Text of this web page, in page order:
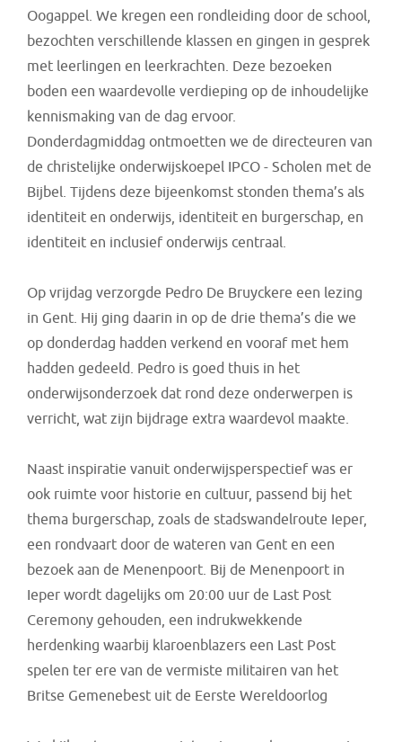
Oogappel. We kregen een rondleiding door de school,
bezochten verschillende klassen en gingen in gesprek
met leerlingen en leerkrachten. Deze bezoeken
boden een waardevolle verdieping op de inhoudelijke
kennismaking van de dag ervoor.
Donderdagmiddag ontmoetten we de directeuren van
de christelijke onderwijskoepel IPCO - Scholen met de
Bijbel. Tijdens deze bijeenkomst stonden thema’s als
identiteit en onderwijs, identiteit en burgerschap, en
identiteit en inclusief onderwijs centraal.
Op vrijdag verzorgde Pedro De Bruyckere een lezing
in Gent. Hij ging daarin in op de drie thema’s die we
op donderdag hadden verkend en vooraf met hem
hadden gedeeld. Pedro is goed thuis in het
onderwijsonderzoek dat rond deze onderwerpen is
verricht, wat zijn bijdrage extra waardevol maakte.
Naast inspiratie vanuit onderwijsperspectief was er
ook ruimte voor historie en cultuur, passend bij het
thema burgerschap, zoals de stadswandelroute Ieper,
een rondvaart door de wateren van Gent en een
bezoek aan de Menenpoort. Bij de Menenpoort in
Ieper wordt dagelijks om 20:00 uur de Last Post
Ceremony gehouden, een indrukwekkende
herdenking waarbij klaroenblazers een Last Post
spelen ter ere van de vermiste militairen van het
Britse Gemenebest uit de Eerste Wereldoorlog